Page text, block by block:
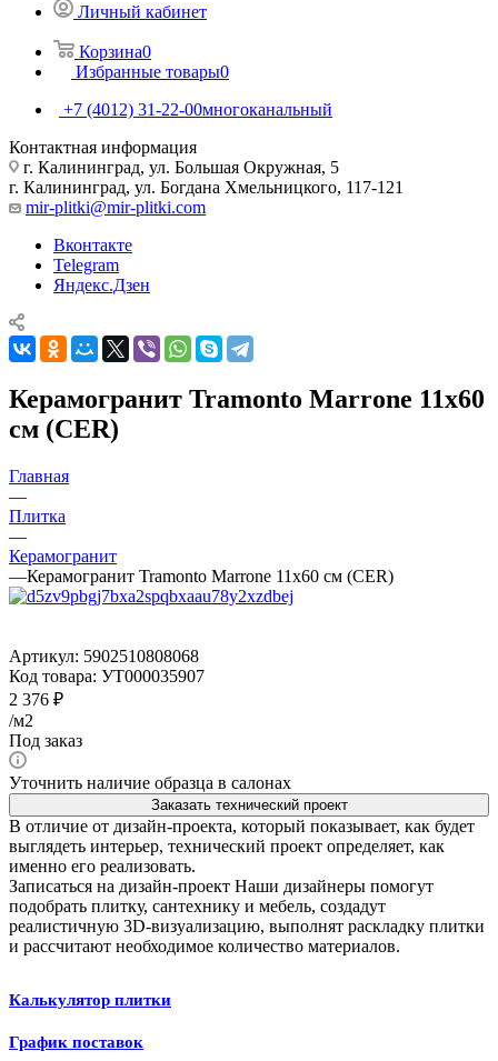
Личный кабинет
Корзина0
Избранные товары0
+7 (4012) 31-22-00многоканальный
Контактная информация
г. Калининград, ул. Большая Окружная, 5
г. Калининград, ул. Богдана Хмельницкого, 117-121
mir-plitki@mir-plitki.com
Вконтакте
Telegram
Яндекс.Дзен
Керамогранит Tramonto Marrone 11x60
см (CER)
Главная
—
Плитка
—
Керамогранит
—Керамогранит Tramonto Marrone 11x60 см (CER)
Артикул: 5902510808068
Код товара: УТ000035907
2 376 ₽
/м2
Под заказ
Уточнить наличие образца в салонах
Заказать технический проект
В отличие от дизайн-проекта, который показывает, как будет
выглядеть интерьер, технический проект определяет, как
именно его реализовать.
Записаться на дизайн-проект Наши дизайнеры помогут
подобрать плитку, сантехнику и мебель, создадут
реалистичную 3D-визуализацию, выполнят раскладку плитки
и рассчитают необходимое количество материалов.
Калькулятор плитки
График поставок